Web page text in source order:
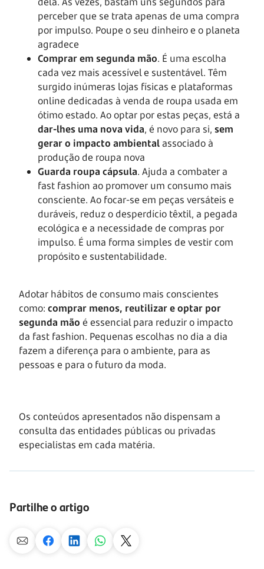
perceber que se trata apenas de uma compra
por impulso. Poupe o seu dinheiro e o planeta
agradece
Comprar em segunda mão. É uma escolha
cada vez mais acessível e sustentável. Têm
surgido inúmeras lojas físicas e plataformas
online dedicadas à venda de roupa usada em
ótimo estado. Ao optar por estas peças, está a
dar-lhes uma nova vida, é novo para si, sem
gerar o impacto ambientalassociado à
produção de roupa nova
Guarda roupa cápsula. Ajuda a combater a
fast fashion ao promover um consumo mais
consciente. Ao focar-se em peças versáteis e
duráveis, reduz o desperdício têxtil, a pegada
ecológica e a necessidade de compras por
impulso. É uma forma simples de vestir com
propósito e sustentabilidade.
Adotar hábitos de consumo mais conscientes
como: comprar menos, reutilizar e optar por
segunda mão é essencial para reduzir o impacto
da fast fashion. Pequenas escolhas no dia a dia
fazem a diferença para o ambiente, para as
pessoas e para o futuro da moda.
Os conteúdos apresentados não dispensam a
consulta das entidades públicas ou privadas
especialistas em cada matéria.
Partilhe o artigo